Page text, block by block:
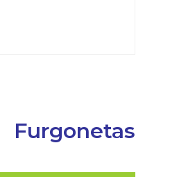
Furgonetas